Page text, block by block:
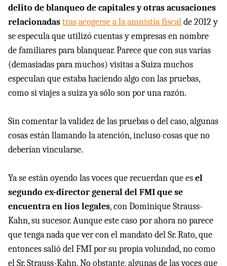
delito de blanqueo de capitales y otras acusaciones
relacionadastras acogerse a la amnistía fiscalde 2012 y
se especula que utilizó cuentas y empresas en nombre
de familiares para blanquear. Parece que con sus varias
(demasiadas para muchos) visitas a Suiza muchos
especulan que estaba haciendo algo con las pruebas,
como si viajes a suiza ya sólo son por una razón.
Sin comentar la validez de las pruebas o del caso, algunas
cosas están llamando la atención, incluso cosas que no
deberían vincularse.
Ya se están oyendo las voces que recuerdan que esel
segundo ex-director general del FMI que se
encuentra en líos legales, con Dominique Strauss-
Kahn, su sucesor. Aunque este caso por ahora no parece
que tenga nada que ver con el mandato del Sr. Rato, que
entonces salió del FMI por su propia volundad, no como
el Sr. Strauss-Kahn. No obstante, algunas de las voces que